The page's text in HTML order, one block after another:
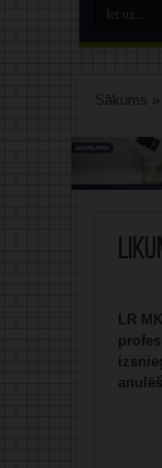
Sākums »
LR